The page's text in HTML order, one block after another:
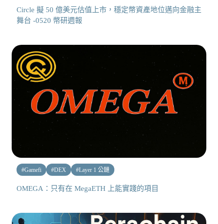
Circle 擬 50 億美元估值上市，穩定幣資產地位邁向金融主
舞台 -0520 幣研週報
#Gamefi #DEX #Layer 1 公鏈
OMEGA：只有在 MegaETH 上能實踐的項目